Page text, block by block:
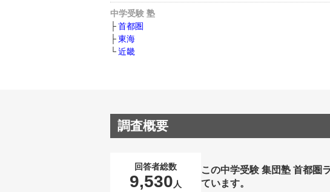
中学受験 塾
首都圏
東海
近畿
調査概要
回答者総数
9,530 人
この中学受験 集団塾 首都圏
ています。